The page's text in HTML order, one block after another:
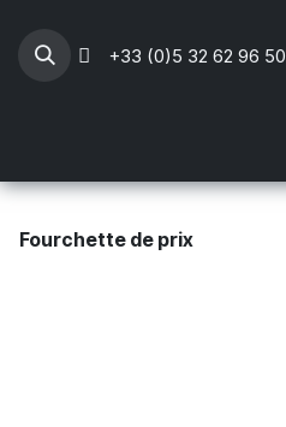
+33 (0)5 32 62 96 50
Fourchette de prix